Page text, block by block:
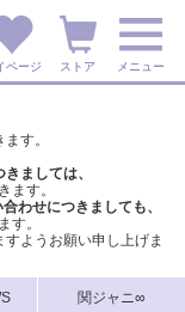
ページ ストア メニュー
す。
ましては、
ます。
わせにつきましても、
す。
ようお願い申し上げま
関ジャニ∞